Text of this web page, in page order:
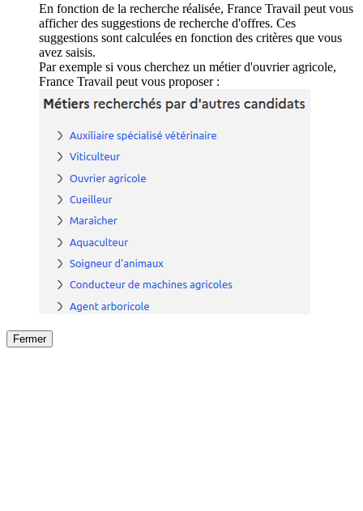
En fonction de la recherche réalisée, France Travail peut vous
afficher des suggestions de recherche d'offres. Ces
suggestions sont calculées en fonction des critères que vous
avez saisis.
Par exemple si vous cherchez un métier d'ouvrier agricole,
France Travail peut vous proposer :
Fermer